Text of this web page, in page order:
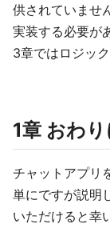
供されていませ
実装する必要が
3章ではロジッ
1章 おわり
チャットアプリ
単にですが説明
いただけると幸